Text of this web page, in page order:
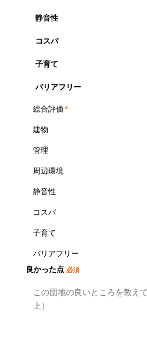
静音性
コスパ
子育て
バリアフリー
総合評価 *
建物
管理
周辺環境
静音性
コスパ
子育て
バリアフリー
良かった点 必須